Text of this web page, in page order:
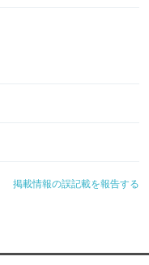
掲載情報の誤記載を報告する